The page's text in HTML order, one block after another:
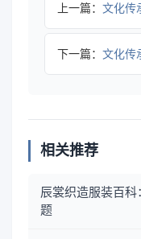
上一篇： 文化传承载
下一篇： 文化传
相关推荐
辰裳织造服装百
题